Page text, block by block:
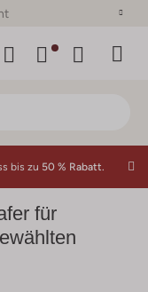
bis zu 50 % Rabatt.
für